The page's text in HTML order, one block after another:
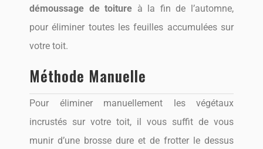
démoussage de toiture à la fin de l’automne,
pour éliminer toutes les feuilles accumulées sur
votre toit.
Méthode Manuelle
Pour éliminer manuellement les végétaux
incrustés sur votre toit, il vous suffit de vous
munir d’une brosse dure et de frotter le dessus